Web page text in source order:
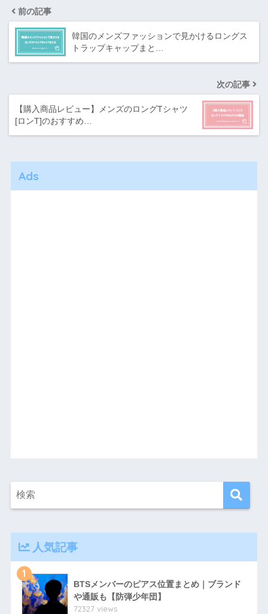
前の記事
韓国のメンズファッションで見かけるロングス
トラップキャップまと…
次の記事
【購入商品レビュー】メンズのロングTシャツ
[ロンT]のおすすめ…
Ads
人気記事
1
BTSメンバーのピアス位置まとめ｜ブランド
や通販も【防弾少年団】
72327 views